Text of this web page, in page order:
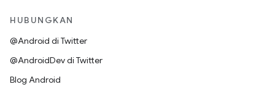
HUBUNGKAN
@Android di Twitter
@AndroidDev di Twitter
Blog Android